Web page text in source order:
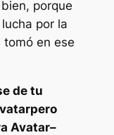
porque
por la
tomó en ese
de tu
pero
Avatar–